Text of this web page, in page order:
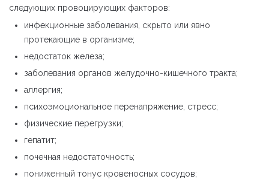
следующих провоцирующих факторов:
инфекционные заболевания, скрыто или явно
протекающие в организме;
недостаток железа;
заболевания органов желудочно-кишечного тракта;
аллергия;
психоэмоциональное перенапряжение, стресс;
физические перегрузки;
гепатит;
почечная недостаточность;
пониженный тонус кровеносных сосудов;